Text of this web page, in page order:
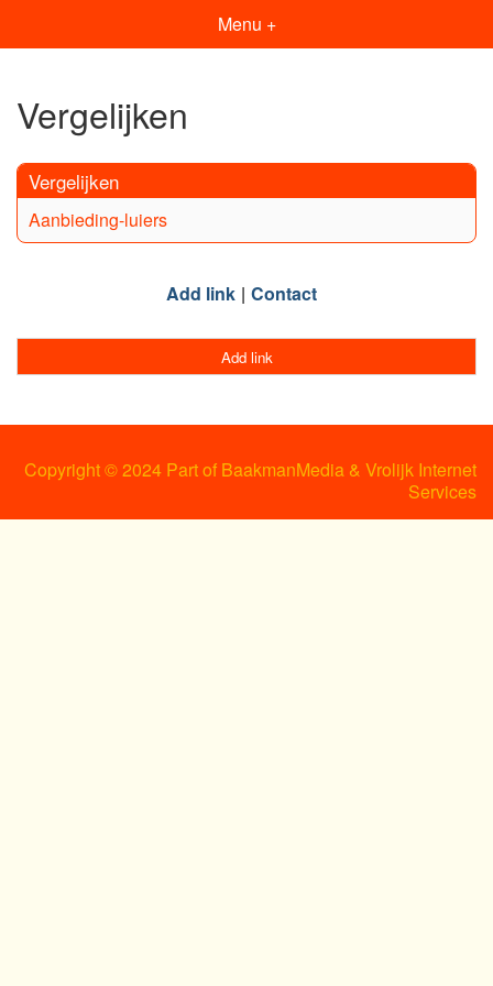
Menu +
Vergelijken
Vergelijken
Aanbieding-luiers
Add link Contact
Add link
Copyright © 2024 Part of BaakmanMedia & Vrolijk Internet
Services